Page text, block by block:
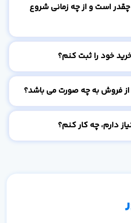
است و از چه زمانی شروع
خود را ثبت کنم؟
فروش به چه صورت می باشد؟
دارم، چه کار کنم؟